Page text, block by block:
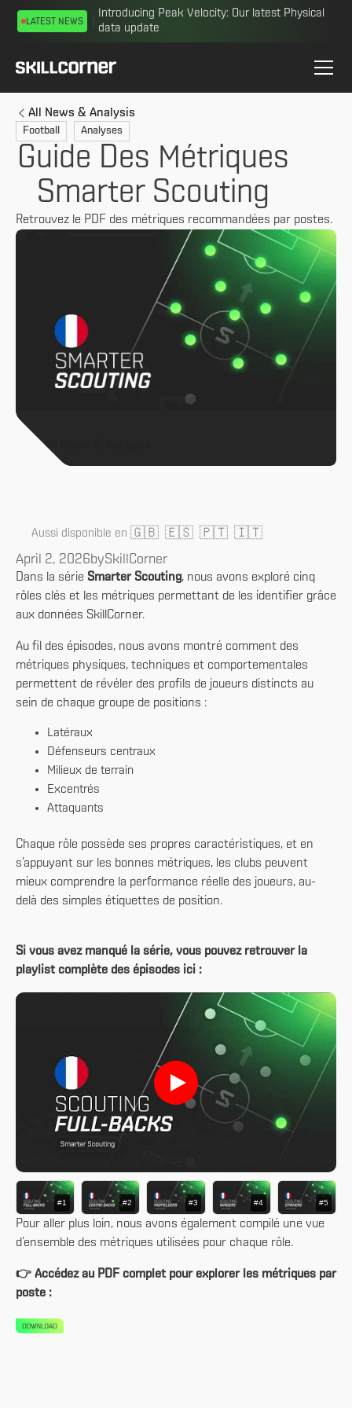
Introducing Peak Velocity: Our latest Physical
data update
LATEST NEWS
All News & Analysis
Football Analyses
Guide Des Métriques
Smarter Scouting
Retrouvez le PDF des métriques recommandées par postes.
All News & Analysis
Aussi disponible en 🇬🇧 🇪🇸 🇵🇹 🇮🇹
April 2, 2026bySkillCorner
Dans la série Smarter Scouting, nous avons exploré cinq
rôles clés et les métriques permettant de les identifier grâce
aux données SkillCorner.
Au fil des épisodes, nous avons montré comment des
métriques physiques, techniques et comportementales
permettent de révéler des profils de joueurs distincts au
sein de chaque groupe de positions :
Latéraux
Défenseurs centraux
Milieux de terrain
Excentrés
Attaquants
Chaque rôle possède ses propres caractéristiques, et en
s’appuyant sur les bonnes métriques, les clubs peuvent
mieux comprendre la performance réelle des joueurs, au-
delà des simples étiquettes de position.
Si vous avez manqué la série, vous pouvez retrouver la
playlist complète des épisodes ici :
#1 #2 #3 #4 #5
Pour aller plus loin, nous avons également compilé une vue
d’ensemble des métriques utilisées pour chaque rôle.
👉 Accédez au PDF complet pour explorer les métriques par
poste :